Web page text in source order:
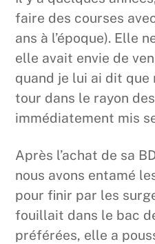
faire des courses
ans à l’époque). Elle
elle avait envie de
quand je lui ai dit que
tour dans le rayon
immédiatement mis
Après l’achat de sa
nous avons entamé
pour finir par les
fouillait dans le bac
préférées, elle a